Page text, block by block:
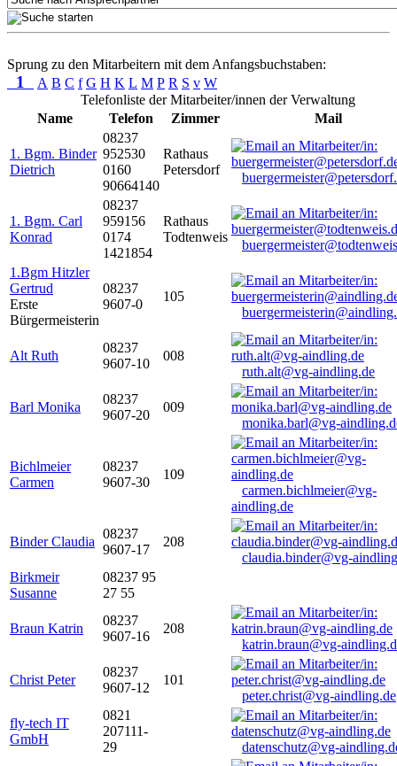
Sprung zu den Mitarbeitern mit dem Anfangsbuchstaben:
1 A B C f G H K L M P R S v W
Telefonliste der Mitarbeiter/innen der Verwaltung
Name
Telefon Zimmer Mail
1. Bgm. Binder
Dietrich
08237
952530
0160
90664140
Rathaus
Petersdorf
1. Bgm. Carl
Konrad
08237
959156
0174
1421854
Rathaus
Todtenweis
1.Bgm Hitzler
Gertrud
Erste
Bürgermeisterin
08237
9607-0
105
Alt Ruth
08237
9607-10
008
ruth.alt@vg-aindling.de
Barl Monika
08237
9607-20
009
monika.barl@vg-
Bichlmeier
Carmen
08237
9607-30
109
carmen.bichlmeier@vg-
aindling.de
Binder Claudia
08237
9607-17
208
claudia.binder@vg-
Birkmeir
Susanne
08237 95
27 55
Braun Katrin
08237
9607-16
208
katrin.braun@vg-
Christ Peter
08237
9607-12
101
peter.christ@vg-aindling.de
fly-tech IT
GmbH
0821
207111-
29
datenschutz@vg-